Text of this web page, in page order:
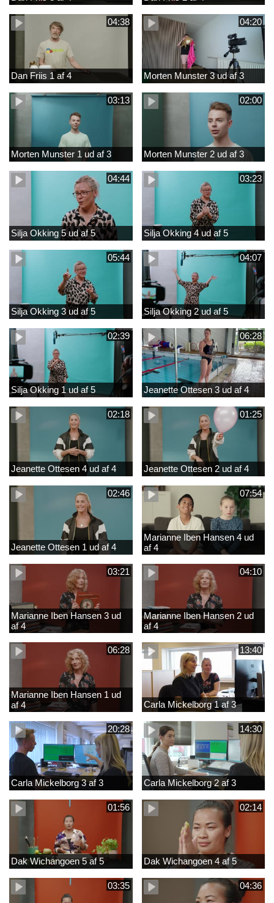
04:38
Dan Friis 1 af 4
04:20
Morten Munster 3 ud af 3
03:13
Morten Munster 1 ud af 3
02:00
Morten Munster 2 ud af 3
04:44
Silja Okking 5 ud af 5
03:23
Silja Okking 4 ud af 5
05:44
Silja Okking 3 ud af 5
04:07
Silja Okking 2 ud af 5
02:39
Silja Okking 1 ud af 5
06:28
Jeanette Ottesen 3 ud af 4
02:18
Jeanette Ottesen 4 ud af 4
01:25
Jeanette Ottesen 2 ud af 4
02:46
Jeanette Ottesen 1 ud af 4
07:54
Marianne Iben Hansen 4 ud
af 4
03:21
Marianne Iben Hansen 3 ud
af 4
04:10
Marianne Iben Hansen 2 ud
af 4
06:28
Marianne Iben Hansen 1 ud
af 4
13:40
Carla Mickelborg 1 af 3
20:28
Carla Mickelborg 3 af 3
14:30
Carla Mickelborg 2 af 3
01:56
Dak Wichangoen 5 af 5
02:14
Dak Wichangoen 4 af 5
03:35 04:36